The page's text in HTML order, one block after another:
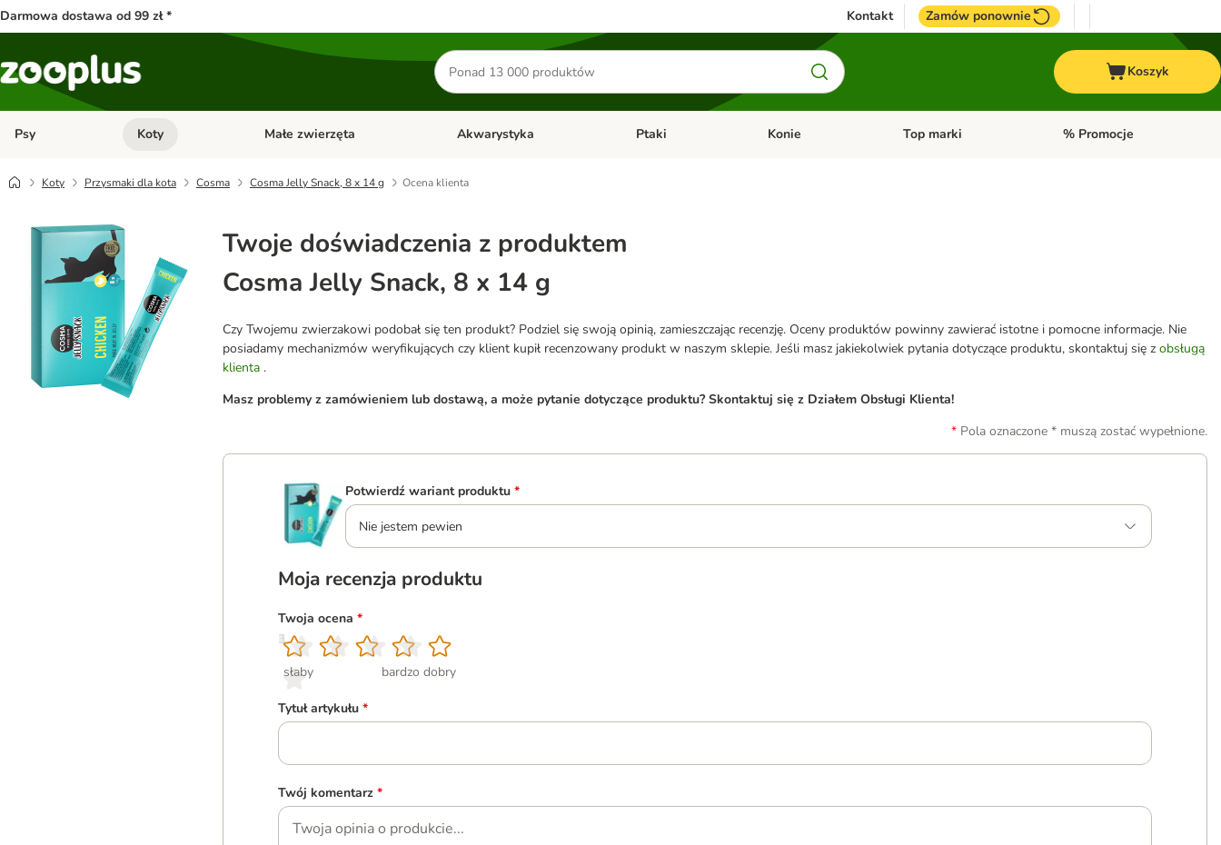
Darmowa dostawa od 99 zł * Kontakt Zamów ponownie
Szukaj
produktów
Koszyk
Psy Otwórz menu kategorii: Psy
Koty Otwórz menu kategorii: Koty
Małe zwierzęta Otwórz menu kategorii: Małe zwierzęta
Akwarystyka Otwórz menu kategorii: Akwarystyka
Ptaki Otwórz menu kategorii: Ptaki
Konie Otwórz menu kategorii: Konie
Top marki Otwórz menu kategorii: Top
% Promocje
Koty Przysmaki dla kota Cosma Cosma Jelly Snack, 8 x 14 g Ocena klienta
Twoje doświadczenia z produktem
Cosma Jelly Snack, 8 x 14 g
Czy Twojemu zwierzakowi podobał się ten produkt? Podziel się swoją opinią, zamieszczając recenzję. Oceny produktów powinny zawierać istotne i pomocne informacje. Nie
posiadamy mechanizmów weryfikujących czy klient kupił recenzowany produkt w naszym sklepie. Jeśli masz jakiekolwiek pytania dotyczące produktu, skontaktuj się z obsługą
klienta .
Masz problemy z zamówieniem lub dostawą, a może pytanie dotyczące produktu? Skontaktuj się z Działem Obsługi Klienta!
Pola oznaczone * muszą zostać wypełnione.
Potwierdź wariant produktu *
Nie jestem pewien
Moja recenzja produktu
Twoja ocena *
1
słaby
2
3
4
5
bardzo dobry
Tytuł artykułu *
Twój komentarz *